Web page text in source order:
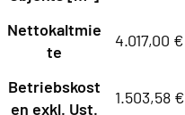
Nettokaltmie
te
4.017,00 €
Betriebskost
en exkl. Ust.
1.503,58 €